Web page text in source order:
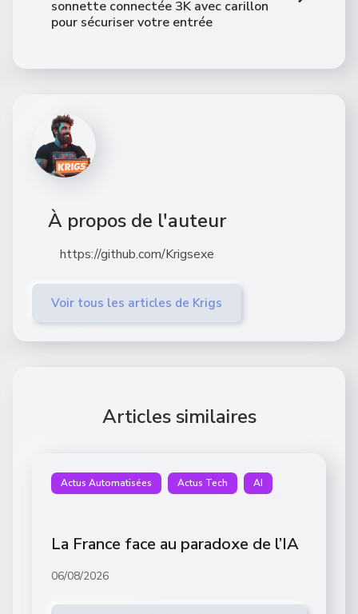
sonnette connectée 3K avec carillon
pour sécuriser votre entrée
À propos de l'auteur
https://github.com/Krigsexe
Voir tous les articles de Krigs
Articles similaires
Actus Automatisées Actus Tech AI
La France face au paradoxe de l’IA
06/08/2026